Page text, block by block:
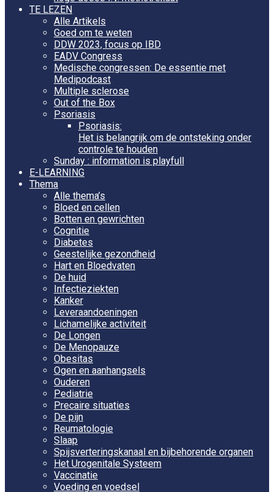
TE LEZEN
Alle Artikels
Goed om te weten
DDW 2023, focus op IBD
EADV Congress
Medische congressen: De essentie met
Medipodcast
Multiple sclerose
Out of the Box
Psoriasis
Psoriasis:
Het is belangrijk om de ontsteking onder
controle te houden
Sunday : information is playfull
E-LEARNING
Thema
Alle thema’s
Bloed en cellen
Botten en gewrichten
Cognitie
Diabetes
Geestelijke gezondheid
Hart en Bloedvaten
De huid
Infectieziekten
Kanker
Leveraandoeningen
Lichamelijke activiteit
De Longen
De Menopauze
Obesitas
Ogen en aanhangsels
Ouderen
Pediatrie
Precaire situaties
De pijn
Reumatologie
Slaap
Spijsverteringskanaal en bijbehorende organen
Het Urogenitale Systeem
Vaccinatie
Voeding en voedsel